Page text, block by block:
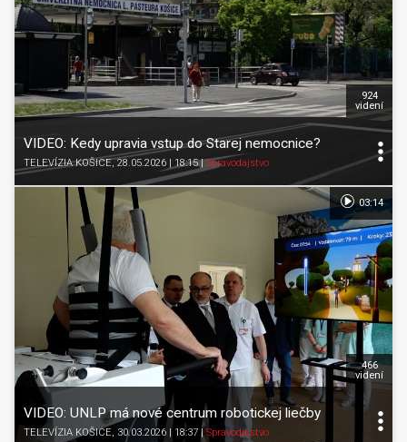
VIDEO: Kedy upravia vstup do Starej nemocnice?
TELEVÍZIA KOŠICE, 28.05.2026 | 18:15|Spravodajstvo
924
videní
VIDEO: UNLP má nové centrum robotickej liečby
TELEVÍZIA KOŠICE, 30.03.2026 | 18:37 |Spravodajstvo
466
videní
03:14